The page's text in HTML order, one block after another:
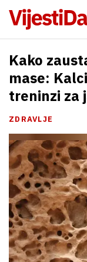
Kako
mase:
treninzi za
ZDRAVLJE